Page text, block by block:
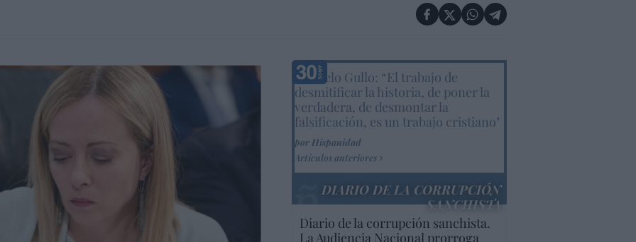
Marcelo Gullo: “El trabajo de
desmitificar la historia, de poner la
verdadera, de desmontar la
falsificación, es un trabajo cristiano"
por Hispanidad
Artículos anteriores
DIARIO DE LA CORRUPCIÓN
SANCHISTA
Diario de la corrupción sanchista.
La Audiencia Nacional prorroga